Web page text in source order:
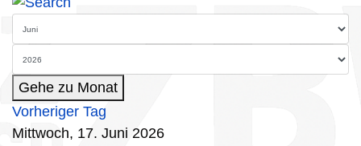
Gehe zu Monat
Vorheriger Tag
Mittwoch, 17. Juni 2026